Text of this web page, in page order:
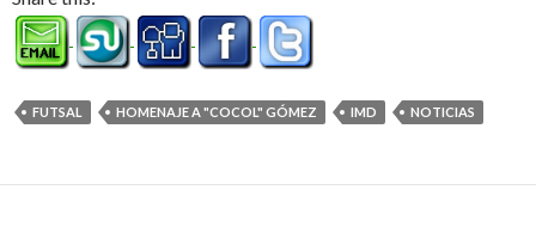
FUTSAL HOMENAJE A "COCOL" GÓMEZ IMD NOTICIAS